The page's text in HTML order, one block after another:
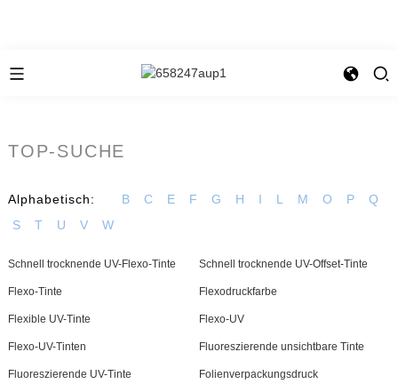
TOP-SUCHE
Alphabetisch: B C E F G H I L M O P
Q
S
T U V W
Schnell trocknende UV-Flexo-Tinte Schnell trocknende UV-Offset-Tinte
Flexo-Tinte Flexodruckfarbe
Flexible UV-Tinte Flexo-UV
Flexo-UV-Tinten Fluoreszierende unsichtbare Tinte
Fluoreszierende UV-Tinte Folienverpackungsdruck